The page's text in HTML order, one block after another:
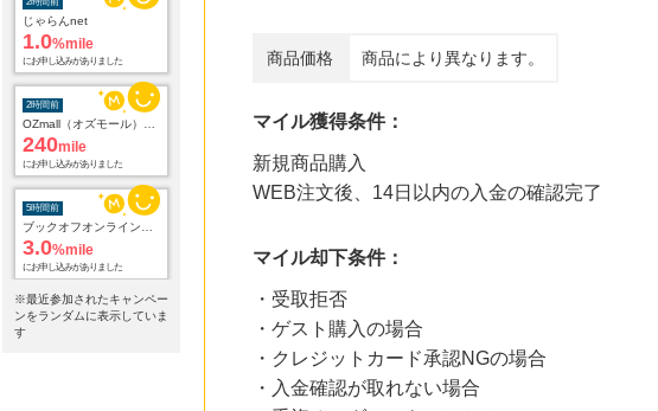
じゃらんnet
1.0%mile
にお申し込みがありました
OZmall（オズモール） ヘアサロン
240 mile
にお申し込みがありました
ブックオフオンライン販売
3.0 %mile
にお申し込みがありました
20時間前
楽天市場
2.0
※最近参加されたキャンペー
ンをランダムに表示していま
す
商品価格 商品により異なります。
マイル獲得条件：
新規商品購入
WEB注文後、14日以内の入金の確認完了
マイル却下条件：
・受取拒否
・ゲスト購入の場合
・クレジットカード承認NGの場合
・入金確認が取れない場合